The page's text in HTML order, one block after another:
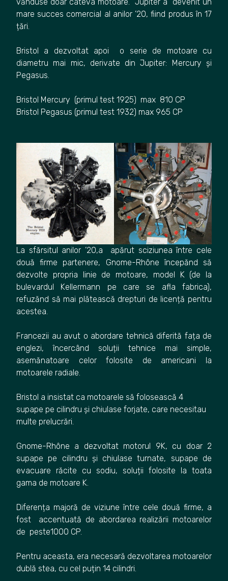
mare succes comercial al anilor ’20, fiind produs în 17
țări.
Bristol a dezvoltat apoi o serie de motoare cu
diametru mai mic, derivate din Jupiter: Mercury și
Pegasus.
Bristol Mercury (primul test 1925) max 810 CP
Bristol Pegasus (primul test 1932) max 965 CP
La sfărsitul anilor ’20,a apărut sciziunea între cele
două firme partenere, Gnome-Rhône începănd să
dezvolte propria linie de motoare, model K (de la
bulevardul Kellermann pe care se afla fabrica),
refuzănd să mai plătească drepturi de licență pentru
acestea.
Francezii au avut o abordare tehnică diferită fața de
englezi, încercând soluții tehnice mai simple,
asemănatoare celor folosite de americani la
motoarele radiale.
Bristol a insistat ca motoarele să folosească 4
supape pe cilindru și chiulase forjate, care necesitau
multe prelucrări.
Gnome-Rhône a dezvoltat motorul 9K, cu doar 2
supape pe cilindru și chiulase turnate, supape de
evacuare răcite cu sodiu, soluții folosite la toata
gama de motoare K.
Diferența majoră de viziune între cele două firme, a
fost accentuată de abordarea realizării motoarelor
de peste1000 CP.
Pentru aceasta, era necesară dezvoltarea motoarelor
dublă stea, cu cel puțin 14 cilindri.